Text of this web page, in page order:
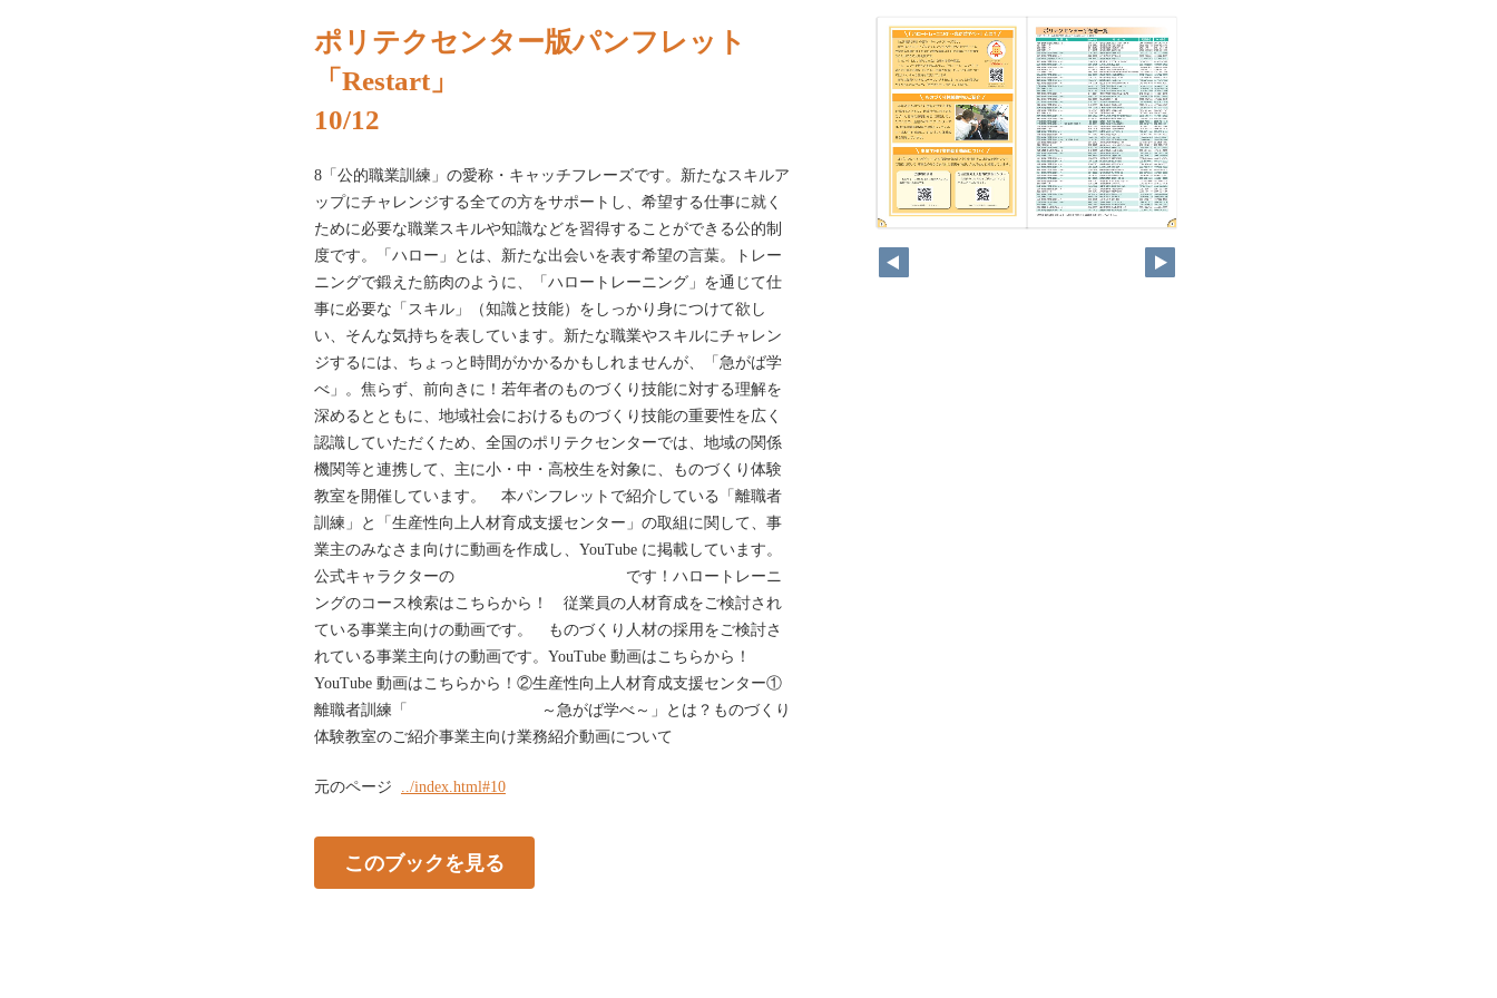
ポリテクセンター版パンフレット
「Restart」
10/12
8「公的職業訓練」の愛称・キャッチフレーズです。新たなスキルア
ップにチャレンジする全ての方をサポートし、希望する仕事に就く
ために必要な職業スキルや知識などを習得することができる公的制
度です。「ハロー」とは、新たな出会いを表す希望の言葉。トレー
ニングで鍛えた筋肉のように、「ハロートレーニング」を通じて仕
事に必要な「スキル」（知識と技能）をしっかり身につけて欲し
い、そんな気持ちを表しています。新たな職業やスキルにチャレン
ジするには、ちょっと時間がかかるかもしれませんが、「急がば学
べ」。焦らず、前向きに！若年者のものづくり技能に対する理解を
深めるとともに、地域社会におけるものづくり技能の重要性を広く
認識していただくため、全国のポリテクセンターでは、地域の関係
機関等と連携して、主に小・中・高校生を対象に、ものづくり体験
教室を開催しています。 本パンフレットで紹介している「離職者
訓練」と「生産性向上人材育成支援センター」の取組に関して、事
業主のみなさま向けに動画を作成し、YouTube に掲載しています。
公式キャラクターの です！ハロートレーニ
ングのコース検索はこちらから！ 従業員の人材育成をご検討され
ている事業主向けの動画です。 ものづくり人材の採用をご検討さ
れている事業主向けの動画です。YouTube 動画はこちらから！
YouTube 動画はこちらから！②生産性向上人材育成支援センター①
離職者訓練「 ～急がば学べ～」とは？ものづくり
体験教室のご紹介事業主向け業務紹介動画について
元のページ ../index.html#10
このブックを見る